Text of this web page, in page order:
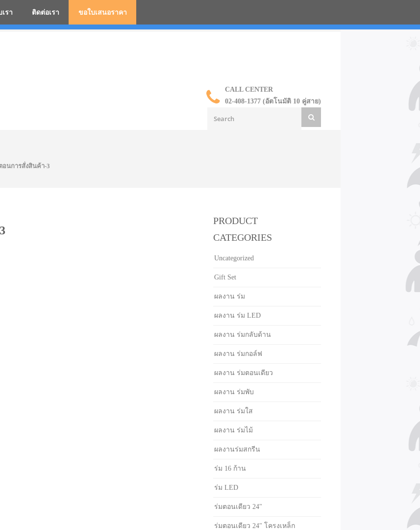
CALL CENTER
02-408-1377 (อัตโนมัติ 10 คู่สาย)
เรา ติดต่อเรา ขอใบเสนอราคา
นการสั่งสินค้า-3
PRODUCT
CATEGORIES
Uncategorized
Gift Set
ผลงาน ร่ม
ผลงาน ร่ม LED
ผลงาน ร่มกลับด้าน
ผลงาน ร่มกอล์ฟ
ผลงาน ร่มตอนเดียว
ผลงาน ร่มพับ
ผลงาน ร่มใส
ผลงาน ร่มไม้
ผลงานร่มสกรีน
ร่ม 16 ก้าน
ร่ม LED
ร่มตอนเดียว 24"
ร่มตอนเดียว 24" โครงเหล็ก
โลโก้ ร่มพรีเมี่ยม ร่มตอนเดียว ร่มกอล์ฟ ร่มกลับด้าน ราคาส่ง